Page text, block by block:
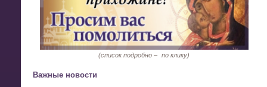
(список подробно – по клику)
Важные новости